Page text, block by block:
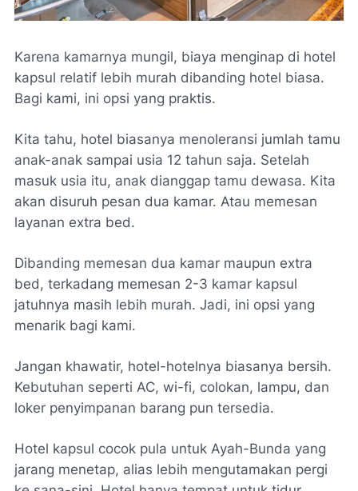
Karena kamarnya mungil, biaya menginap di hotel
kapsul relatif lebih murah dibanding hotel biasa.
Bagi kami, ini opsi yang praktis.
Kita tahu, hotel biasanya menoleransi jumlah tamu
anak-anak sampai usia 12 tahun saja. Setelah
masuk usia itu, anak dianggap tamu dewasa. Kita
akan disuruh pesan dua kamar. Atau memesan
layanan extra bed.
Dibanding memesan dua kamar maupun extra
bed , terkadang memesan 2-3 kamar kapsul
jatuhnya masih lebih murah. Jadi, ini opsi yang
menarik bagi kami.
Jangan khawatir, hotel-hotelnya biasanya bersih.
Kebutuhan seperti AC, wi-fi, colokan, lampu, dan
loker penyimpanan barang pun tersedia.
Hotel kapsul cocok pula untuk Ayah-Bunda yang
jarang menetap, alias lebih mengutamakan pergi